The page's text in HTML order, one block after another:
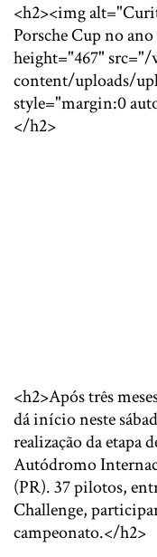
<h2><img
Porsche Cup no
height="467"
content/uploads/
style="margin:0
</h2>
<h2>Após três
dá início neste
realização da etapa
Autódromo
(PR). 37 pilotos,
Challenge,
campeonato.</h2>